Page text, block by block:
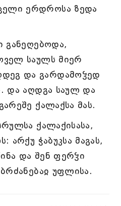
ერდროსა ზედა
განეღებოდა,
საულს მიერ
და გარდამოჴედ
და აღდგა საულ და
ქალაქსა მას.
ქალაქისასა,
არქუ ჭაბუკსა მაგას,
და შენ ფერჴი
უფლისა.